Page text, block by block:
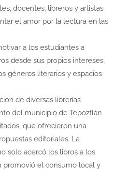
docentes, libreros y artistas
el amor por la lectura en las
a los estudiantes a
desde sus propios intereses,
géneros literarios y espacios
de diversas librerías
del municipio de Tepoztlán
que ofrecieron una
editoriales. La
solo acercó los libros a los
promovió el consumo local y